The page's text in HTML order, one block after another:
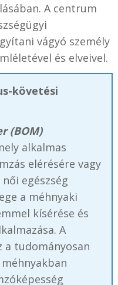
A centrum
vágyó személy
és elveivel.
követési
(BOM)
alkalmas
elérésére vagy
egészség
a méhnyaki
kísérése és
A
a tudományosan